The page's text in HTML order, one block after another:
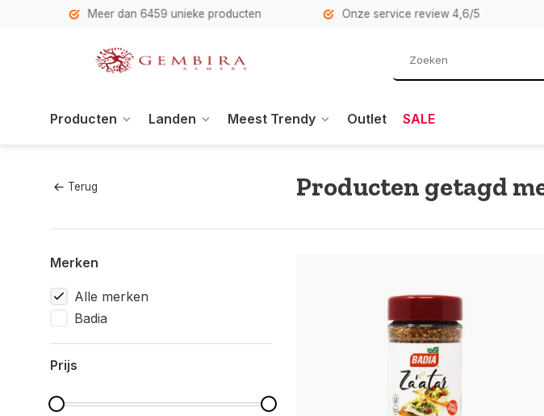
Meer dan 6459 unieke producten Onze service review 4,6/5
Producten Landen Meest Trendy Outlet SALE
Terug Producten getagd
Merken
Alle merken
Badia
Prijs